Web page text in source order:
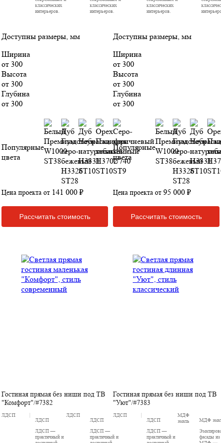
классических
интерьеров.
классических
интерьеров.
Доступны размеры, мм
Ширина
от 300
Высота
от 300
Глубина
от 300
Популярные
цвета
Цена проекта от 141 000 ₽
Рассчитать стоимость
классических
интерьеров.
Доступны размеры, мм
Ширина
от 300
Высота
от 300
Глубина
от 300
Популярные
цвета
Цена проекта от 95 000 ₽
Рассчитать стоимость
Гостиная прямая без ниши под ТВ
"Комфорт"/#7382
ЛДСП
ЛДСП
ЛДСП —
практичный и
ЛДСП
ЛДСП
ЛДСП —
практичный и
Гостиная прямая без ниши под ТВ
"Уют"/#7383
ЛДСП
ЛДСП
ЛДСП —
практичный и
МДФ
эмаль
МДФ
фасады из